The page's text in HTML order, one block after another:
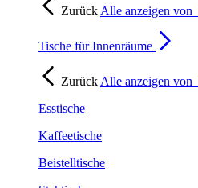
Zurück Alle anzeigen von
Tische für Innenräume
Zurück Alle anzeigen von
Esstische
Kaffeetische
Beistelltische